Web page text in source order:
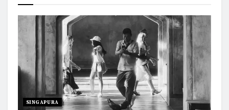
SINGAPURA